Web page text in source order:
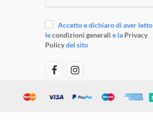
Accetto e dichiaro di aver letto
lecondizioni generali e la Privacy
Policydel sito